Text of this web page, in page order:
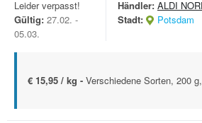
Leider verpasst!
Gültig: 27.02. -
05.03.
Händler: ALDI
Stadt:
Potsdam
€ 15,95 / kg - Verschiedene Sorten, 200